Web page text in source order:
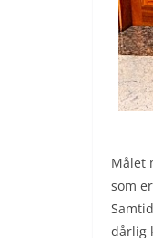
Målet
som
dårlig